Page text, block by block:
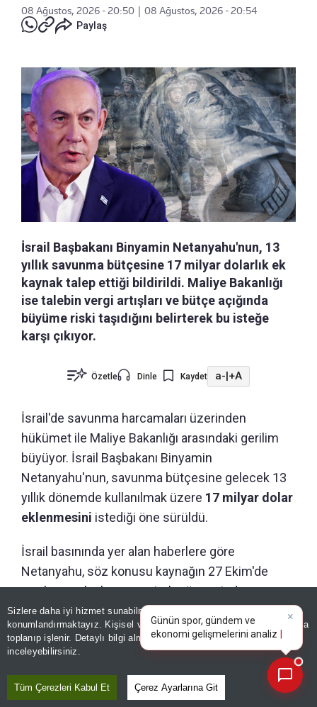
Sizlere daha iyi hizmet sunabilmek adına sitemizde
konumlandırmaktayız. Kişisel verileriniz, KVKK ve GDPR kapsamında
toplanıp işlenir. Detaylı bilgi almak içinAydınlatma Metnimizi
inceleyebilirsiniz.
Tüm Çerezleri Kabul Et Çerez Ayarlarına Git
08 Ağustos, 2026 - 20:50 | 08 Ağustos, 2026 - 20:54
Paylaş
İsrail Başbakanı Binyamin Netanyahu'nun, 13
yıllık savunma bütçesine 17 milyar dolarlık ek
kaynak talep ettiği bildirildi. Maliye Bakanlığı
ise talebin vergi artışları ve bütçe açığında
büyüme riski taşıdığını belirterek bu isteğe
karşı çıkıyor.
Özetle Dinle Kaydet a-|+A
İsrail'de savunma harcamaları üzerinden
hükümet ile Maliye Bakanlığı arasındaki gerilim
büyüyor. İsrail Başbakanı Binyamin
Netanyahu'nun, savunma bütçesine gelecek 13
yıllık dönemde kullanılmak üzere 17 milyar dolar
eklenmesini istediği öne sürüldü.
İsrail basınında yer alan haberlere göre
Netanyahu, söz konusu kaynağın 27 Ekim'de
yapılması planlanan seçimler öncesinde
Savunma Bakanlığı'na aktarılmasını talep etti.
117 MİLYAR DOLARLIK BÜTÇEYE EK
TALEP
×
Günün spor, gündem ve
ekonomi gelişmelerini analiz
edin!